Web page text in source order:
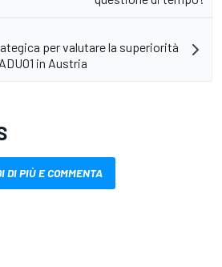
per valutare la superiorità
in Austria
DI PIÙ E COMMENTA